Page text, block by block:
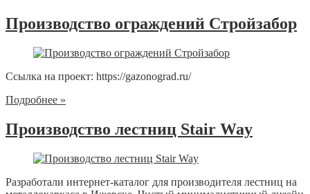
Производство ограждений Стройзабор
Ссылка на проект: https://gazonograd.ru/
Подробнее »
Производство лестниц Stair Way
Разработали интернет-каталог для производителя лестниц на